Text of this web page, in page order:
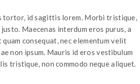
tortor, id sagittis lorem. Morbi tristique,
Maecenas interdum eros purus, a
consequat, nec elementum velit
non ipsum. Mauris id eros vestibulum
tristique, non commodo neque aliquet.